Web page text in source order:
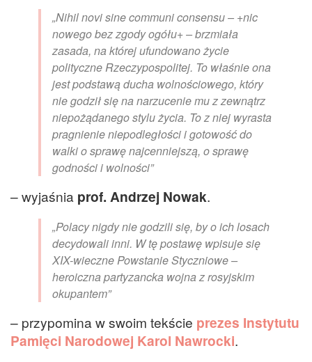
„Nihil novi sine communi consensu – +nic
nowego bez zgody ogółu+ – brzmiała
zasada, na której ufundowano życie
polityczne Rzeczypospolitej. To właśnie ona
jest podstawą ducha wolnościowego, który
nie godził się na narzucenie mu z zewnątrz
niepożądanego stylu życia. To z niej wyrasta
pragnienie niepodległości i gotowość do
walki o sprawę najcenniejszą, o sprawę
godności i wolności”
– wyjaśnia prof. Andrzej Nowak.
„Polacy nigdy nie godzili się, by o ich losach
decydowali inni. W tę postawę wpisuje się
XIX-wieczne Powstanie Styczniowe –
heroiczna partyzancka wojna z rosyjskim
okupantem”
– przypomina w swoim tekście prezes Instytutu
Pamięci Narodowej Karol Nawrocki.